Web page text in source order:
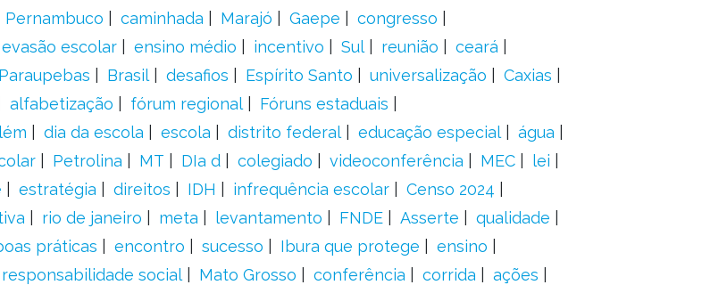
Pernambuco caminhada Marajó Gaepe
congresso
evasão escolar ensino médio incentivo Sul reunião
ceará
Paraupebas Brasil desafios Espírito Santo universalização
Caxias
alfabetização fórum regional
Fóruns estaduais
dia da escola escola distrito federal educação especial
água
Petrolina MT DIa d colegiado videoconferência MEC
lei
estratégia direitos IDH infrequência escolar
Censo 2024
rio de janeiro meta levantamento FNDE Asserte
qualidade
práticas encontro sucesso Ibura que protege
ensino
responsabilidade social Mato Grosso conferência corrida
ações